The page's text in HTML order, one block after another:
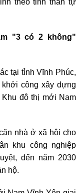
theo tinh thần tự
"3 có 2 không"
tại tỉnh Vĩnh Phúc,
công xây dựng
đô thị mới Nam
nhà ở xã hội cho
khu công nghiệp
đến năm 2030
hộ.